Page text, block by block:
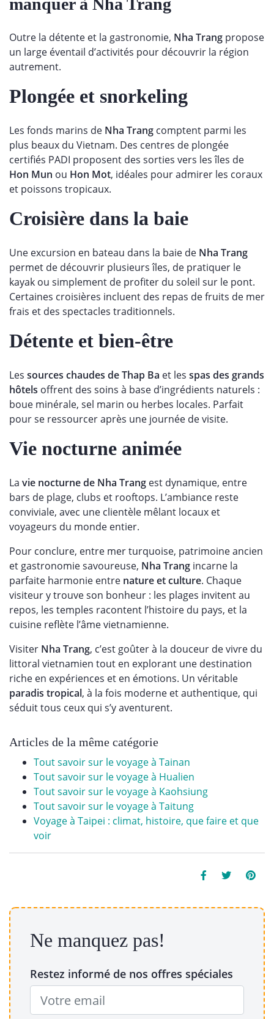
manquer à Nha Trang
Outre la détente et la gastronomie, Nha Trang propose
un large éventail d’activités pour découvrir la région
autrement.
Plongée et snorkeling
Les fonds marins de Nha Trang comptent parmi les
plus beaux du Vietnam. Des centres de plongée
certifiés PADI proposent des sorties vers les îles de
Hon Mun ou Hon Mot, idéales pour admirer les coraux
et poissons tropicaux.
Croisière dans la baie
Une excursion en bateau dans la baie de Nha Trang
permet de découvrir plusieurs îles, de pratiquer le
kayak ou simplement de profiter du soleil sur le pont.
Certaines croisières incluent des repas de fruits de mer
frais et des spectacles traditionnels.
Détente et bien-être
Les sources chaudes de Thap Ba et les spas des grands
hôtels offrent des soins à base d’ingrédients naturels :
boue minérale, sel marin ou herbes locales. Parfait
pour se ressourcer après une journée de visite.
Vie nocturne animée
La vie nocturne de Nha Trang est dynamique, entre
bars de plage, clubs et rooftops. L’ambiance reste
conviviale, avec une clientèle mêlant locaux et
voyageurs du monde entier.
Pour conclure, entre mer turquoise, patrimoine ancien
et gastronomie savoureuse, Nha Trang incarne la
parfaite harmonie entre nature et culture. Chaque
visiteur y trouve son bonheur : les plages invitent au
repos, les temples racontent l’histoire du pays, et la
cuisine reflète l’âme vietnamienne.
Visiter Nha Trang, c’est goûter à la douceur de vivre du
littoral vietnamien tout en explorant une destination
riche en expériences et en émotions. Un véritable
paradis tropical, à la fois moderne et authentique, qui
séduit tous ceux qui s’y aventurent.
Articles de la même catégorie
Tout savoir sur le voyage à Tainan
Tout savoir sur le voyage à Hualien
Tout savoir sur le voyage à Kaohsiung
Tout savoir sur le voyage à Taitung
Voyage à Taipei : climat, histoire, que faire et que
voir
Ne manquez pas!
Restez informé de nos offres spéciales